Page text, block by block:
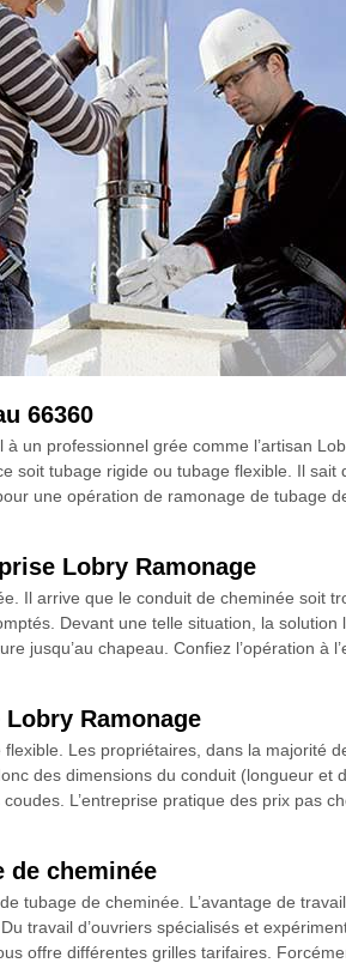
66360
un professionnel grée comme l’artisan
soit tubage rigide ou tubage flexible. Il sait
une opération de ramonage de tubage
Lobry Ramonage
Il arrive que le conduit de cheminée soit
Devant une telle situation, la solution
jusqu’au chapeau. Confiez l’opération à
Ramonage
Les propriétaires, dans la majorité
des dimensions du conduit (longueur et
L’entreprise pratique des prix pas
de cheminée
tubage de cheminée. L’avantage de
travail d’ouvriers spécialisés et
offre différentes grilles tarifaires.